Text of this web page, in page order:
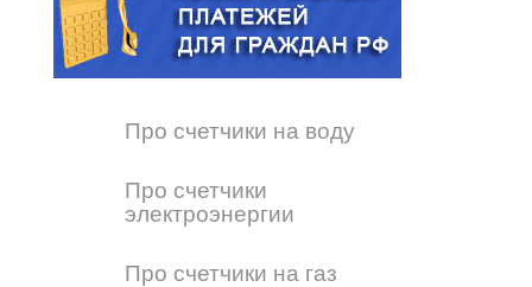
Про счетчики на воду
Про счетчики
электроэнергии
Про счетчики на газ